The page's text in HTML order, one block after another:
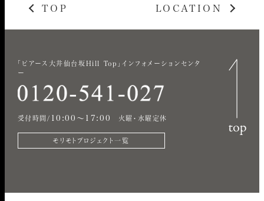
TOP LOCATION
「ピアース大井仙台坂Hill Top」インフォメーションセンタ
ー
受付時間/ 10:00～17:00 火曜・水曜定休
モリモトプロジェクト一覧